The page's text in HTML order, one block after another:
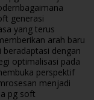
bagaimana
generasi
yang terus
arah baru
dengan
optimalisasi pada
perspektif
menjadi
pg soft